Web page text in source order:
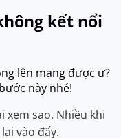
kết nổi
lên mạng được ư?
này nhé!
sao. Nhiều khi
vào đấy.